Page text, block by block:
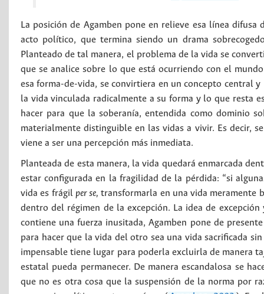
La posición de Agamben pone en relieve esa línea
acto político, que termina siendo un drama
Planteado de tal manera, el problema de la vida se
que se analice sobre lo que está ocurriendo con el
esa forma-de-vida, se convirtiera en un concepto central
la vida vinculada radicalmente a su forma y lo que resta
hacer para que la soberanía, entendida como dominio
materialmente distinguible en las vidas a vivir. Es decir,
viene a ser una percepción más inmediata.
Planteada de esta manera, la vida quedará enmarcada
estar configurada en la fragilidad de la pérdida: “si
vida es frágil per se, transformarla en una vida meramente
dentro del régimen de la excepción. La idea de
contiene una fuerza inusitada, Agamben pone de
para hacer que la vida del otro sea una vida sacrificada
impensable tiene lugar para poderla excluirla de manera
estatal pueda permanecer. De manera escandalosa se
que no es otra cosa que la suspensión de la norma por